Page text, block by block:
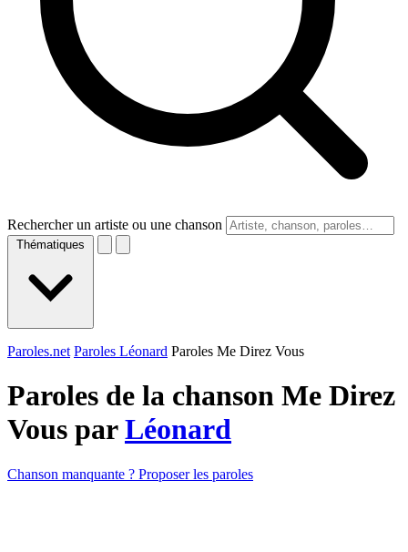
Rechercher un artiste ou une chanson
Thématiques
Paroles.net Paroles Léonard Paroles Me Direz Vous
Paroles de la chanson Me Direz
Vous parLéonard
Chanson manquante ? Proposer les paroles